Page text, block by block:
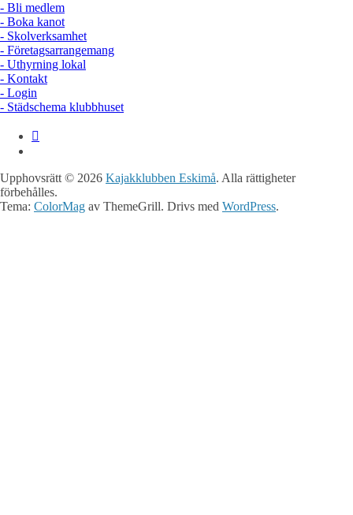
- Bli medlem
- Boka kanot
- Skolverksamhet
- Företagsarrangemang
- Uthyrning lokal
- Kontakt
- Login
- Städschema klubbhuset
Upphovsrätt © 2026 Kajakklubben Eskimå. Alla rättigheter
förbehålles.
Tema: ColorMag av ThemeGrill. Drivs med WordPress.